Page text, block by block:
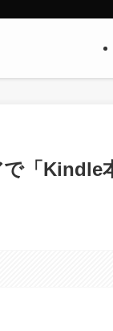
で「Kindle